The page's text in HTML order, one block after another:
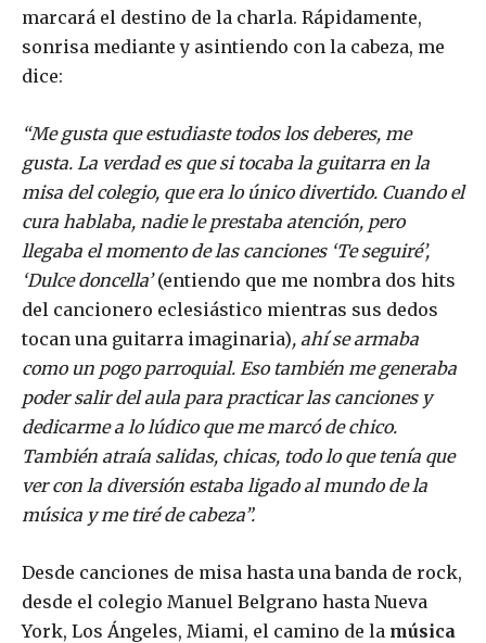
marcará el destino de la charla. Rápidamente,
sonrisa mediante y asintiendo con la cabeza, me
dice:
“Me gusta que estudiaste todos los deberes, me
gusta. La verdad es que si tocaba la guitarra en la
misa del colegio, que era lo único divertido. Cuando el
cura hablaba, nadie le prestaba atención, pero
llegaba el momento de las canciones ‘Te seguiré’,
‘Dulce doncella’(entiendo que me nombra dos hits
del cancionero eclesiástico mientras sus dedos
tocan una guitarra imaginaria), ahí se armaba
como un pogo parroquial. Eso también me generaba
poder salir del aula para practicar las canciones y
dedicarme a lo lúdico que me marcó de chico.
También atraía salidas, chicas, todo lo que tenía que
ver con la diversión estaba ligado al mundo de la
música y me tiré de cabeza”.
Desde canciones de misa hasta una banda de rock,
desde el colegio Manuel Belgrano hasta Nueva
York, Los Ángeles, Miami, el camino de la música